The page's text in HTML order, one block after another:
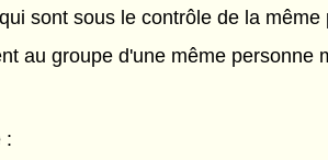
sont sous le contrôle de la même
au groupe d'une même personne
: